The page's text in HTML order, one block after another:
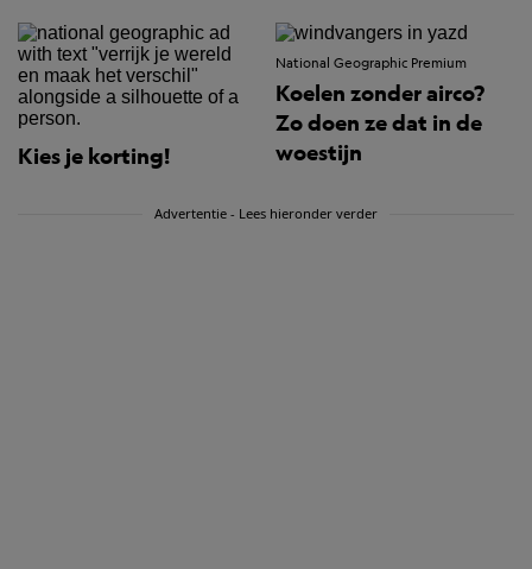
Kies je korting!
National Geographic Premium
Koelen zonder airco?
Zo doen ze dat in de
woestijn
Advertentie - Lees hieronder verder